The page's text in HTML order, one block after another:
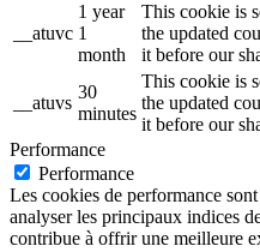
__atuvc
1 year
1
month
This cookie is
the updated
it before our
__atuvs
30
minutes
This cookie is
the updated
it before our
Performance
Performance
Les cookies de performance
analyser les principaux indices
contribue à offrir une meilleure